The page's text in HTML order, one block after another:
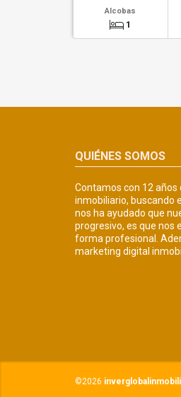
Alcobas
1
QUIÉNES SOMOS
Contamos con 12
inmobiliario, buscando
nos ha ayudado que
progresivo, es que nos
forma profesional.
marketing digital
©2026